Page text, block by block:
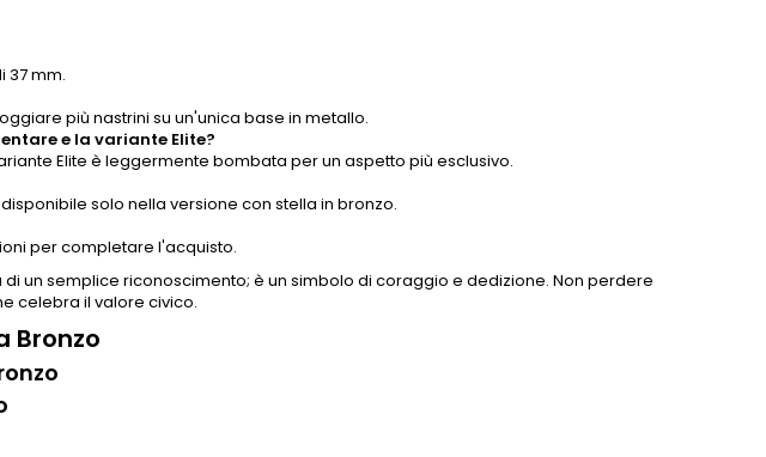
37 mm.
più nastrini su un'unica base in metallo.
e la variante Elite?
Elite è leggermente bombata per un aspetto più esclusivo.
solo nella versione con stella in bronzo.
per completare l'acquisto.
di un semplice riconoscimento; è un simbolo di coraggio e dedizione. Non perdere
celebra il valore civico.
Bronzo